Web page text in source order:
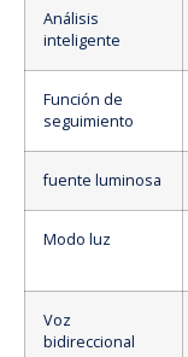
Análisis
inteligente
Función de
seguimiento
fuente luminosa
Modo luz
Voz
bidireccional